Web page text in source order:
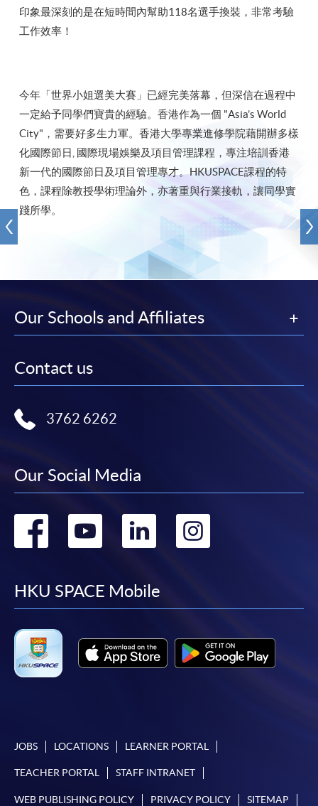
印象最深刻的是在短時間內幫助118名選手換裝，非常考驗
工作效率！
今年「世界小姐選美大賽」已經完美落幕，但深信在過程中
一定給予同學們寶貴的經驗。香港作為一個 "Asia’s World
City"，需要好多生力軍。香港大學專業進修學院藉開辦多樣
化國際節日, 國際現場娛樂及項目管理課程，專注培訓香港
新一代的國際節日及項目管理專才。HKUSPACE課程的特
色，課程除教授學術理論外，亦著重與行業接軌，讓同學實
踐所學。
Our Schools and Affiliates
Contact us
3762 6262
Our Social Media
Go
facebook
Go
youtube
Go
linkedin
HKU SPACE Mobile
JOBS LOCATIONS LEARNER PORTAL
TEACHER PORTAL STAFF INTRANET
WEB PUBLISHING POLICY PRIVACY POLICY SITEMAP